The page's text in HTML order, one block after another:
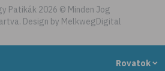
Rovatok
Patikák 2026 © Minden Jog
Design by MelkwegDigital